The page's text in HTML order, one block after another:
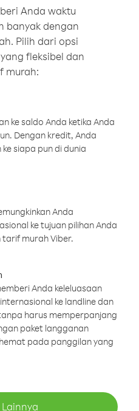
Anda waktu
banyak dengan
Pilih dari opsi
fleksibel dan
murah:
ke saldo Anda ketika Anda
Dengan kredit, Anda
siapa pun di dunia
Anda
ke tujuan pilihan Anda
tarif murah Viber.
Anda keleluasaan
ke landline dan
harus memperpanjang
paket langganan
pada panggilan yang